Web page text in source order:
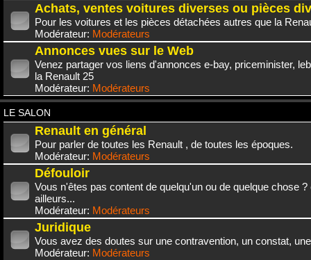
Achats, ventes voitures diverses ou pièces
Pour les voitures et les pièces détachées autres que la
Modérateur: Modérateurs
Annonces vues sur le Web
Venez partager vos liens d'annonces e-bay, priceminister,
la Renault 25
Modérateur: Modérateurs
LE SALON
Renault en général
Pour parler de toutes les Renault , de toutes les époques.
Modérateur: Modérateurs
Défouloir
Vous n'êtes pas content de quelqu'un ou de quelque chose
ailleurs...
Modérateur: Modérateurs
Juridique
Vous avez des doutes sur une contravention, un constat,
Modérateur: Modérateurs